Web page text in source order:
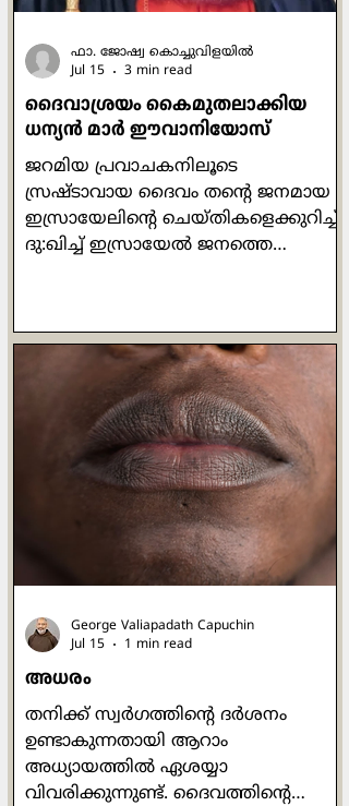
ദൈവാശ്രയം കൈമുതലാക്കിയ
ധന്യന്‍ മാര്‍ ഈവാനിയോസ്
ജറമിയ പ്രവാചകനിലൂടെ
സ്രഷ്ടാവായ ദൈവം തന്‍റെ ജനമായ
ഇസ്രായേലിന്‍റെ ചെയ്തികളെക്കുറിച്ച്
ദു:ഖിച്ച് ഇസ്രായേല്‍ ജനത്തെ
ഭവനവും എന്നോട്
ചേര്‍ന്നിരിക്കണമെന്ന് ഞാന്‍
ആഗ്രഹിച്ചു. ഇത് അവര്‍ എന്‍റെ
ജനവും കീര്‍ത്തിയും അഭിമാനവും
മഹത്വവുമായി
നിലകൊള്ളേണ്ടതിനായിരുന്നു.' (ജറമി
ചെറിയ കപ്പേളയില്‍
പ്രാര്‍ത്ഥനാപൂര്‍വം നിലകൊണ്ട
അസ്സീസിയിലെ ഫ്രാന്‍സിസിനോട് ആ
ക്രൂശിതരൂപം ഇപ്ര
ഫാ. ജോഷ്വ കൊച്ചുവിളയില്‍
Jul 15
3 min read
അധരം
തനിക്ക് സ്വർഗത്തിന്റെ ദർശനം
ഉണ്ടാകുന്നതായി ആറാം
അധ്യായത്തിൽ ഏശയ്യാ
വിവരിക്കുന്നുണ്ട്. ദൈവത്തിൻ്റെ
George Valiapadath Capuchin
Jul 15
1 min read